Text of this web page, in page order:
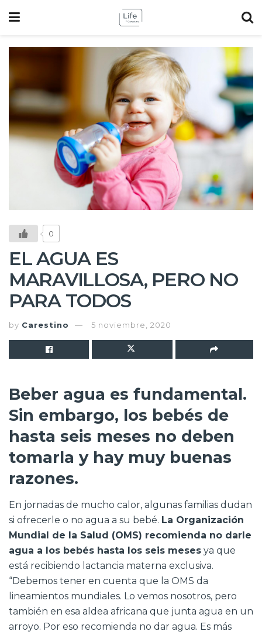
0
EL AGUA ES
MARAVILLOSA, PERO NO
PARA TODOS
by Carestino 5 noviembre, 2020
Beber agua es fundamental.
Sin embargo, los bebés de
hasta seis meses no deben
tomarla y hay muy buenas
razones.
En jornadas de mucho calor, algunas familias dudan
si ofrecerle o no agua a su bebé. La Organización
Mundial de la Salud (OMS) recomienda no darle
agua a los bebés hasta los seis meses ya que
está recibiendo lactancia materna exclusiva.
“Debemos tener en cuenta que la OMS da
lineamientos mundiales. Lo vemos nosotros, pero
también en esa aldea africana que junta agua en un
arroyo. Por eso recomienda no dar agua. Es más